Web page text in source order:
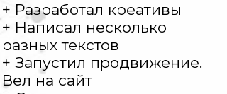
+ Разработал креативы
+ Написал несколько
разных текстов
+ Запустил продвижение.
Вел на сайт